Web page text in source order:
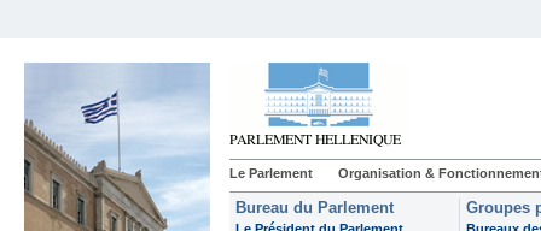
Le Parlement Organisation &
Bureau du Parlement Groupes